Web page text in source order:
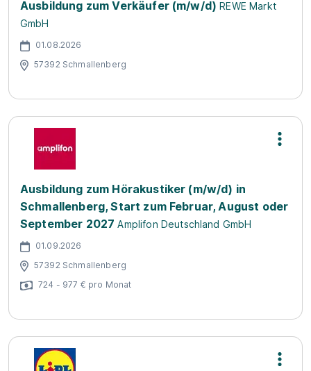
Ausbildung zum Verkäufer (m/w/d) REWE Markt
GmbH
01.08.2026
57392 Schmallenberg
Ausbildung zum Hörakustiker (m/w/d) in
Schmallenberg, Start zum Februar, August oder
September 2027 Amplifon Deutschland GmbH
01.09.2026
57392 Schmallenberg
724 - 977 € pro Monat